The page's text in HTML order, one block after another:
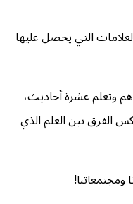
التي يحصل عليها
وتعلم عشرة أحاديث،
الفرق بين العلم الذي